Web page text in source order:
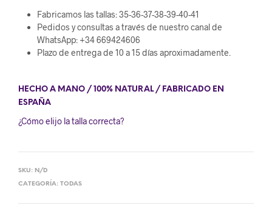
Fabricamos las tallas: 35-36-37-38-39-40-41
Pedidos y consultas a través de nuestro canal de
WhatsApp: +34 669424606
Plazo de entrega de 10 a 15 días aproximadamente.
HECHO A MANO / 100% NATURAL / FABRICADO EN
ESPAÑA
¿Cómo elijo la talla correcta?
SKU: N/D
CATEGORÍA: TODAS